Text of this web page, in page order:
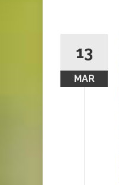
13
MAR